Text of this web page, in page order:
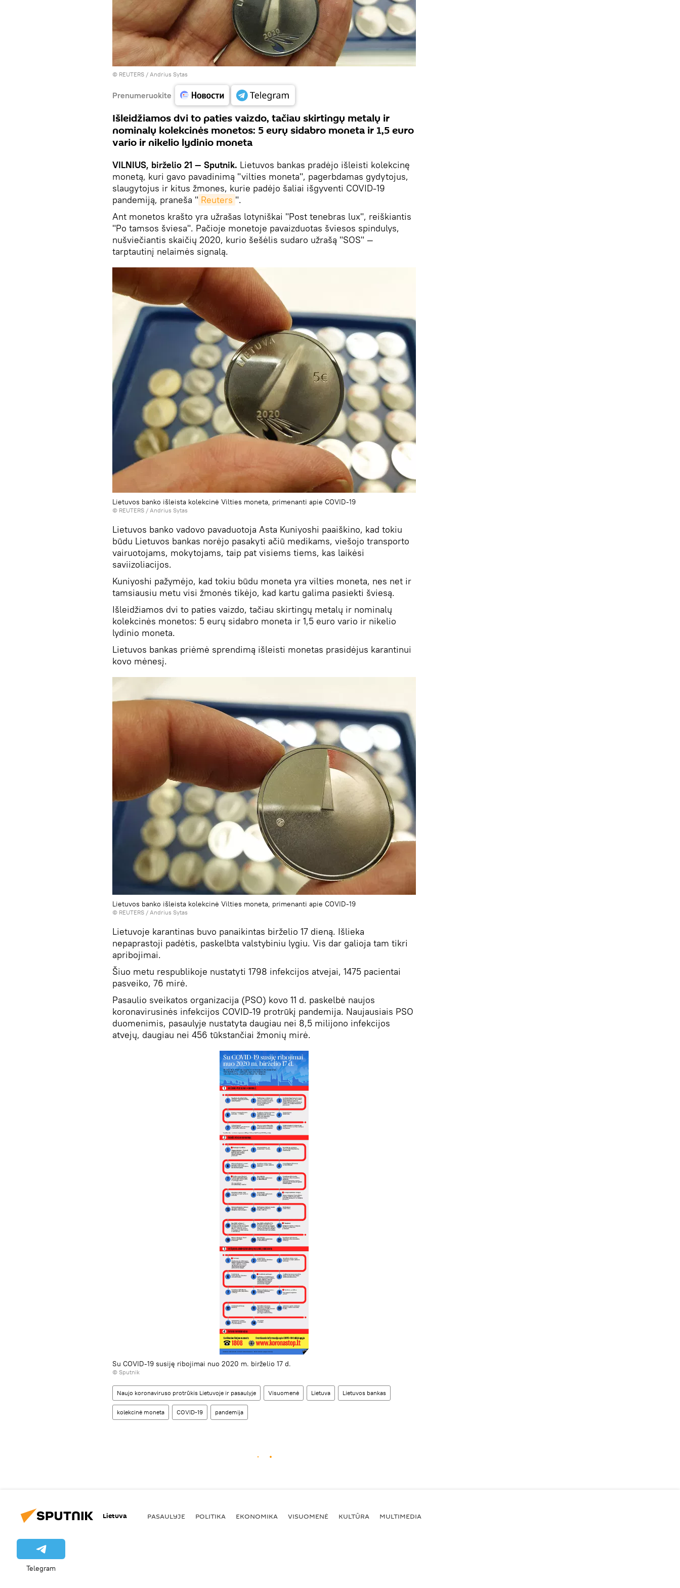
© REUTERS / Andrius Sytas
Prenumeruokite
Išleidžiamos dvi to paties vaizdo, tačiau skirtingų metalų ir
nominalų kolekcinės monetos: 5 eurų sidabro moneta ir 1,5 euro
vario ir nikelio lydinio moneta
VILNIUS, birželio 21 — Sputnik. Lietuvos bankas pradėjo išleisti kolekcinę
monetą, kuri gavo pavadinimą "vilties moneta", pagerbdamas gydytojus,
slaugytojus ir kitus žmones, kurie padėjo šaliai išgyventi COVID-19
pandemiją, praneša " Reuters ".
Ant monetos krašto yra užrašas lotyniškai "Post tenebras lux", reiškiantis
"Po tamsos šviesa". Pačioje monetoje pavaizduotas šviesos spindulys,
nušviečiantis skaičių 2020, kurio šešėlis sudaro užrašą "SOS" —
tarptautinį nelaimės signalą.
Lietuvos banko išleista kolekcinė Vilties moneta, primenanti apie COVID-19
© REUTERS / Andrius Sytas
Lietuvos banko vadovo pavaduotoja Asta Kuniyoshi paaiškino, kad tokiu
būdu Lietuvos bankas norėjo pasakyti ačiū medikams, viešojo transporto
vairuotojams, mokytojams, taip pat visiems tiems, kas laikėsi
saviizoliacijos.
Kuniyoshi pažymėjo, kad tokiu būdu moneta yra vilties moneta, nes net ir
tamsiausiu metu visi žmonės tikėjo, kad kartu galima pasiekti šviesą.
Išleidžiamos dvi to paties vaizdo, tačiau skirtingų metalų ir nominalų
kolekcinės monetos: 5 eurų sidabro moneta ir 1,5 euro vario ir nikelio
lydinio moneta.
Lietuvos bankas priėmė sprendimą išleisti monetas prasidėjus karantinui
kovo mėnesį.
Lietuvos banko išleista kolekcinė Vilties moneta, primenanti apie COVID-19
© REUTERS / Andrius Sytas
Lietuvoje karantinas buvo panaikintas birželio 17 dieną. Išlieka
nepaprastoji padėtis, paskelbta valstybiniu lygiu. Vis dar galioja tam tikri
apribojimai.
Šiuo metu respublikoje nustatyti 1798 infekcijos atvejai, 1475 pacientai
pasveiko, 76 mirė.
Pasaulio sveikatos organizacija (PSO) kovo 11 d. paskelbė naujos
koronavirusinės infekcijos COVID-19 protrūkį pandemija. Naujausiais PSO
duomenimis, pasaulyje nustatyta daugiau nei 8,5 milijono infekcijos
atvejų, daugiau nei 456 tūkstančiai žmonių mirė.
Su COVID-19 susiję ribojimai nuo 2020 m. birželio 17 d.
© Sputnik
Naujo koronaviruso protrūkis Lietuvoje ir pasaulyje Visuomenė Lietuva Lietuvos bankas
kolekcinė moneta COVID-19 pandemija
Lietuva PASAULYJE POLITIKA EKONOMIKA VISUOMENĖ KULTŪRA MULTIMEDIA
Telegram